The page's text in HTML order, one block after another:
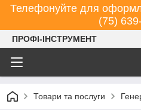
Телефонуйте для
(75)
ПРОФІ-ІНСТРУМЕНТ
Товари та послуги